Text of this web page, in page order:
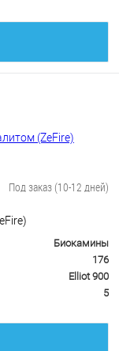
Под заказ (10-12 дней)
Биокамины
176
Elliot 900
5